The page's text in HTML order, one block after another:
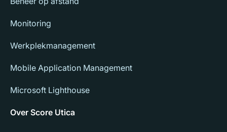
Monitoring
Werkplekmanagement
Mobile Application Management
Microsoft Lighthouse
Over Score Utica